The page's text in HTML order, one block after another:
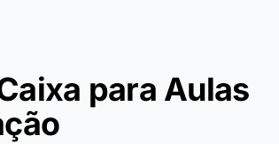
para Aulas